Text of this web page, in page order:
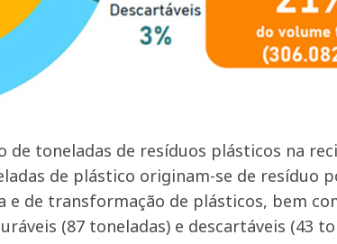
de toneladas de resíduos plásticos na
de plástico originam-se de resíduo
de transformação de plásticos, bem
(87 toneladas) e descartáveis (43